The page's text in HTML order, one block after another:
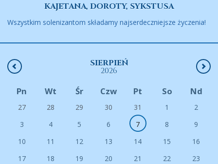
KAJETANA, DOROTY, SYKSTUSA
Wszystkim solenizantom składamy najserdeczniejsze życzenia!
SIERPIEŃ
2026
Pn Wt Śr Czw Pt So Nd
27 28 29 30 31 1
2
3
4 5 6 7 8
9
10
11 12 13 14 15
16
17
18 19 20 21 22
23